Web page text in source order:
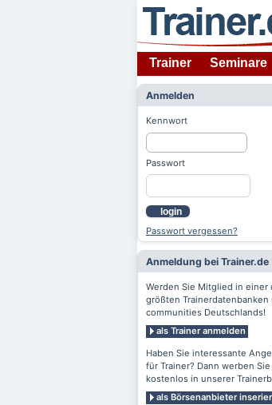
Trainer Seminare
Anmelden
Kennwort
Passwort
login
Passwort vergessen?
Anmeldung bei Trainer.de
Werden Sie Mitglied in einer
größten Trainerdatenbanken
communities Deutschlands!
als Trainer anmelden
Haben Sie interessante
für Trainer? Dann werben Sie
kostenlos in unserer
als Börsenanbieter